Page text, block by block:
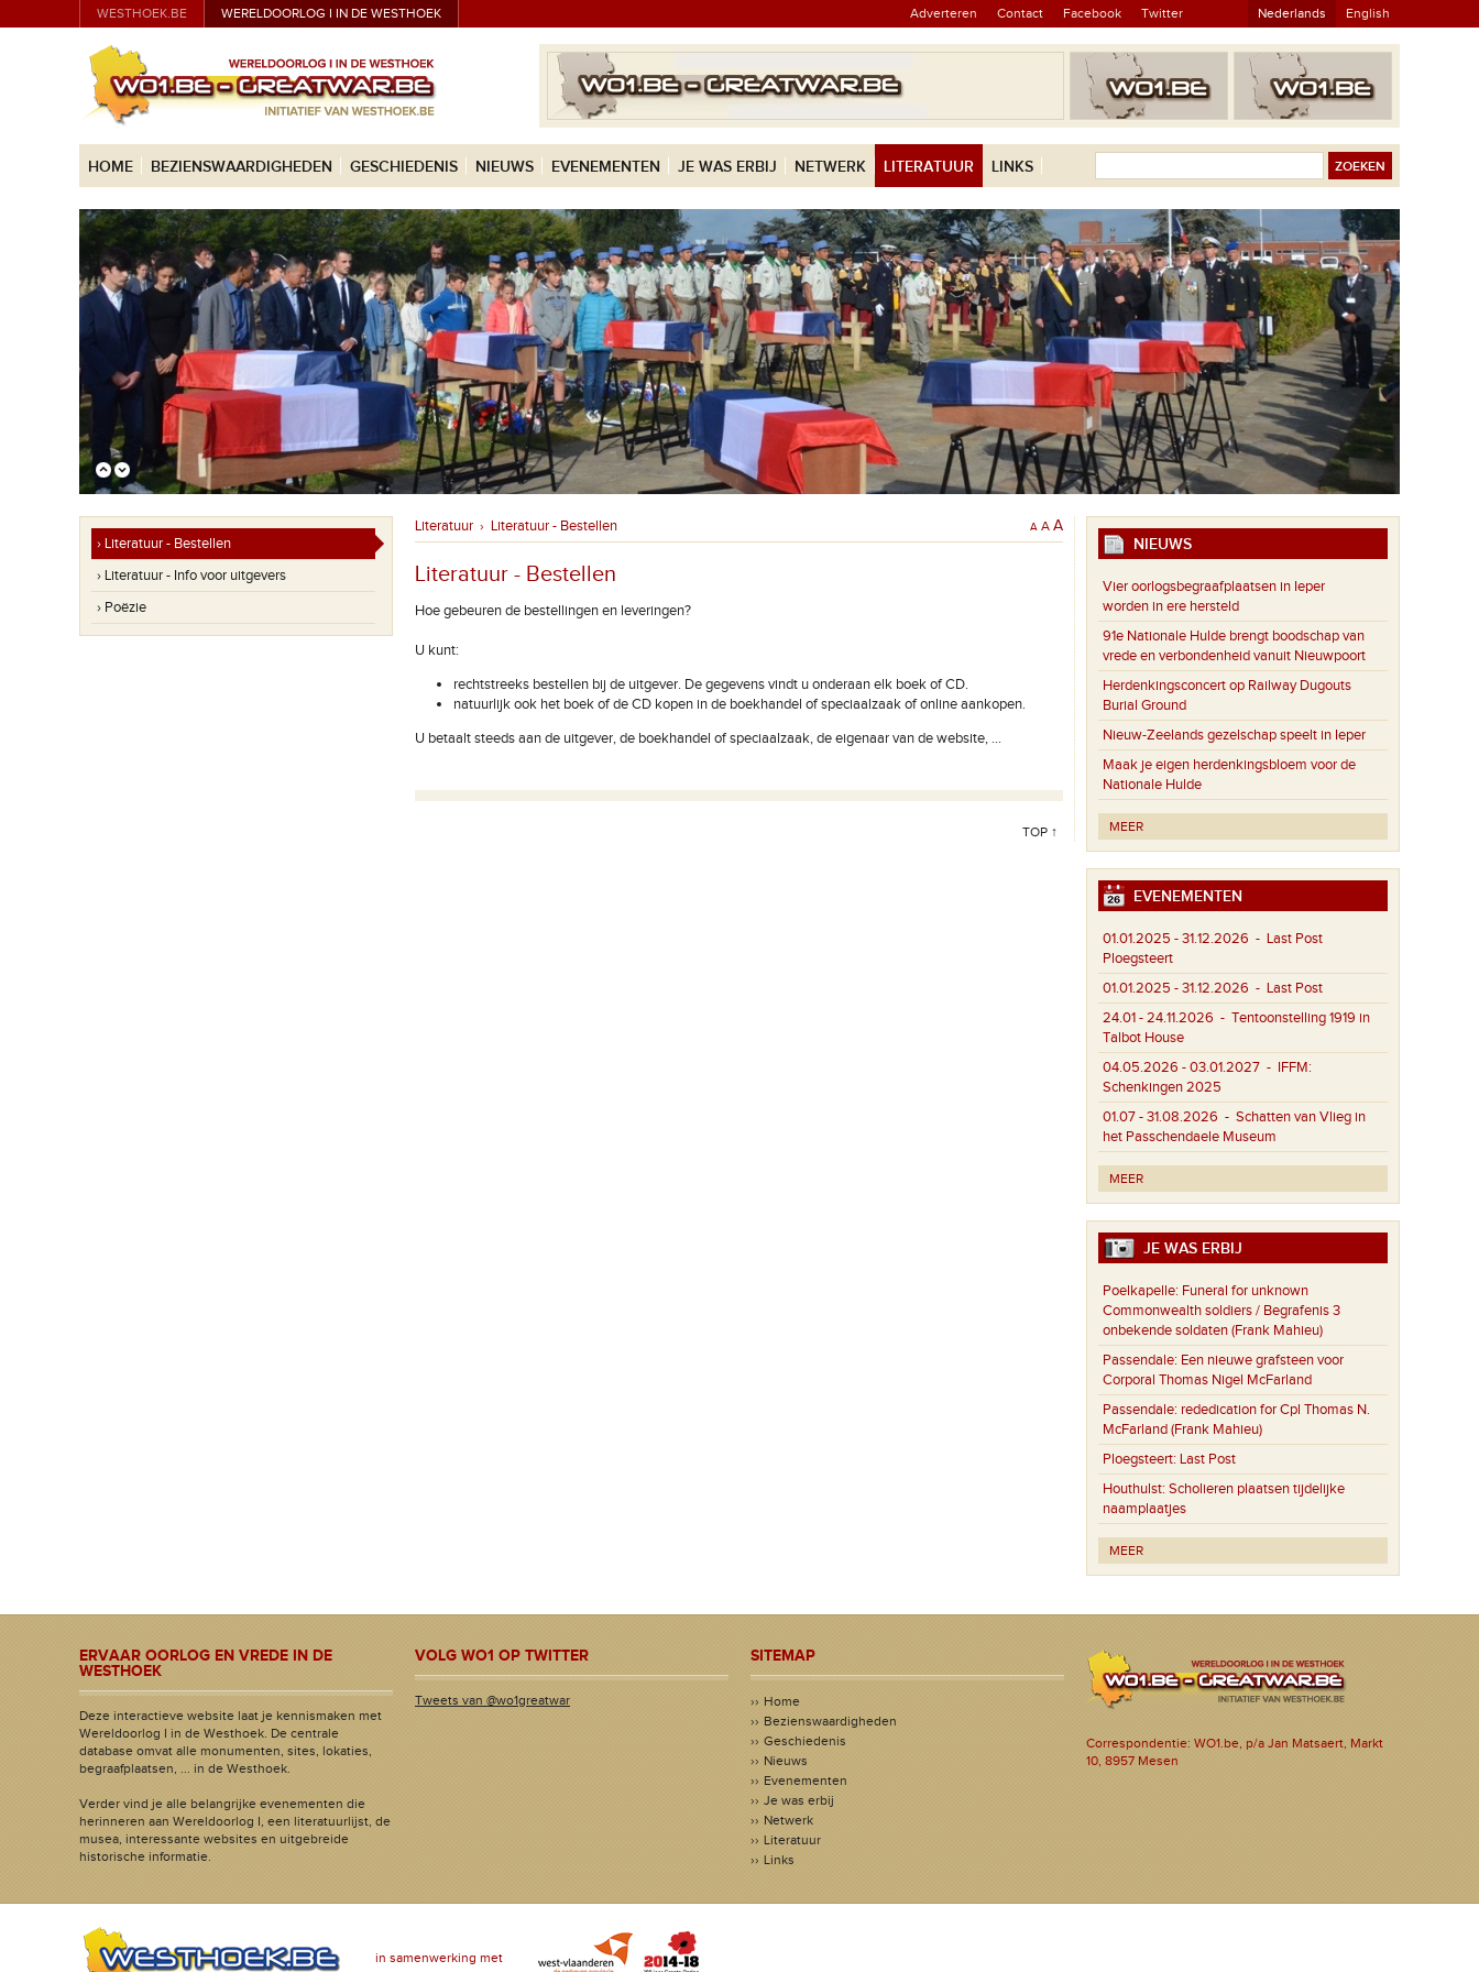
WESTHOEK.BE WERELDOORLOG I IN DE WESTHOEK Adverteren Contact Facebook Twitter Nederlands English
HOME BEZIENSWAARDIGHEDEN GESCHIEDENIS NIEUWS EVENEMENTEN JE WAS ERBIJ NETWERK LITERATUUR LINKS
› Literatuur - Bestellen
› Literatuur - Info voor uitgevers
› Poëzie
Literatuur › Literatuur - Bestellen A A A
Literatuur - Bestellen
Hoe gebeuren de bestellingen en leveringen?
U kunt:
rechtstreeks bestellen bij de uitgever. De gegevens vindt u onderaan elk boek of CD.
natuurlijk ook het boek of de CD kopen in de boekhandel of speciaalzaak of online aankopen.
U betaalt steeds aan de uitgever, de boekhandel of speciaalzaak, de eigenaar van de website, ...
TOP ↑
NIEUWS
Vier oorlogsbegraafplaatsen in Ieper
worden in ere hersteld
91e Nationale Hulde brengt boodschap van
vrede en verbondenheid vanuit Nieuwpoort
Herdenkingsconcert op Railway Dugouts
Burial Ground
Nieuw-Zeelands gezelschap speelt in Ieper
Maak je eigen herdenkingsbloem voor de
Nationale Hulde
MEER
EVENEMENTEN
01.01.2025 - 31.12.2026 - Last Post
Ploegsteert
01.01.2025 - 31.12.2026 - Last Post
24.01 - 24.11.2026 - Tentoonstelling 1919 in
Talbot House
04.05.2026 - 03.01.2027 - IFFM:
Schenkingen 2025
01.07 - 31.08.2026 - Schatten van Vlieg in
het Passchendaele Museum
MEER
JE WAS ERBIJ
Poelkapelle: Funeral for unknown
Commonwealth soldiers / Begrafenis 3
onbekende soldaten (Frank Mahieu)
Passendale: Een nieuwe grafsteen voor
Corporal Thomas Nigel McFarland
Passendale: rededication for Cpl Thomas N.
McFarland (Frank Mahieu)
Ploegsteert:Last Post
Houthulst:Scholieren plaatsen tijdelijke
naamplaatjes
MEER
ERVAAR OORLOG EN VREDE IN DE
WESTHOEK
Deze interactieve website laat je kennismaken met
Wereldoorlog I in de Westhoek. De centrale
database omvat alle monumenten, sites, lokaties,
begraafplaatsen, ... in de Westhoek.
Verder vind je alle belangrijke evenementen die
herinneren aan Wereldoorlog I, een literatuurlijst, de
musea, interessante websites en uitgebreide
historische informatie.
VOLG WO1 OP TWITTER
Tweets van @wo1greatwar
SITEMAP
Home
Bezienswaardigheden
Geschiedenis
Nieuws
Evenementen
Je was erbij
Netwerk
Literatuur
Links
Correspondentie: WO1.be, p/a Jan Matsaert, Markt
10, 8957 Mesen
in samenwerking met